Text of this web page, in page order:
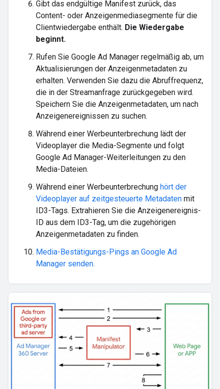
Gibt das endgültige Manifest zurück, das
Content- oder Anzeigenmediasegmente für die
Clientwiedergabe enthält. Die Wiedergabe
beginnt.
Rufen Sie Google Ad Manager regelmäßig ab, um
Aktualisierungen der Anzeigenmetadaten zu
erhalten. Verwenden Sie dazu die Abruffrequenz,
die in der Streamanfrage zurückgegeben wird.
Speichern Sie die Anzeigenmetadaten, um nach
Anzeigenereignissen zu suchen.
Während einer Werbeunterbrechung lädt der
Videoplayer die Media-Segmente und folgt
Google Ad Manager-Weiterleitungen zu den
Media-Dateien.
Während einer Werbeunterbrechung hört der
Videoplayer auf zeitgesteuerte Metadaten mit
ID3-Tags. Extrahieren Sie die Anzeigenereignis-
ID aus dem ID3-Tag, um die zugehörigen
Anzeigenmetadaten zu finden.
Media-Bestätigungs-Pings an Google Ad
Manager senden.